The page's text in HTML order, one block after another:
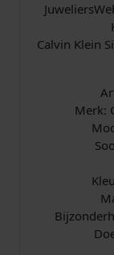
Calvin Klein
Merk: